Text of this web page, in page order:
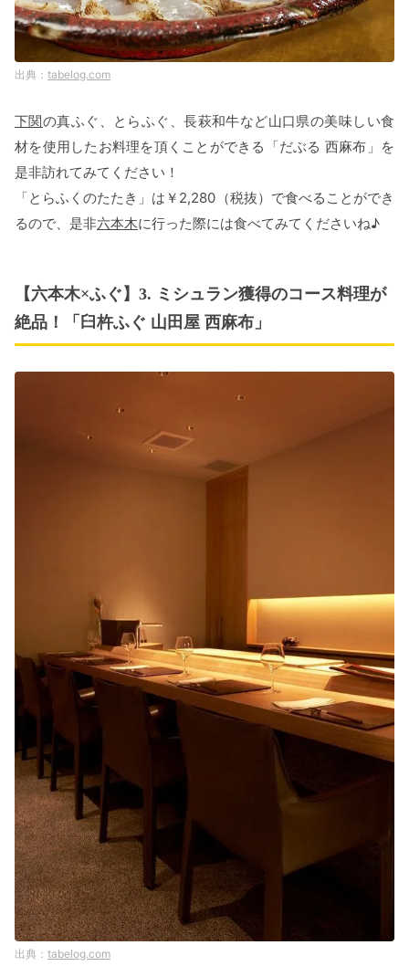
tabelog.com
下関の真ふぐ、とらふぐ、長萩和牛など山口県の美味しい食
材を使用したお料理を頂くことができる「だぶる 西麻布」を
是非訪れてみてください！
「とらふくのたたき」は￥2,280（税抜）で食べることができ
るので、是非六本木に行った際には食べてみてくださいね♪
【六本木×ふぐ】3. ミシュラン獲得のコース料理が
絶品！「臼杵ふぐ 山田屋 西麻布」
tabelog.com